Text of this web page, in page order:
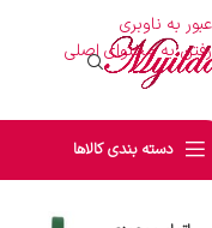
عبور به ناوبری
رفتن به محتوای اصلی
دسته بندی کالاها